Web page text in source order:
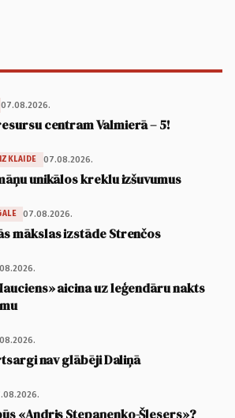
07.08.2026.
centram Valmierā – 5!
07.08.2026.
unikālos kreklu izšuvumus
07.08.2026.
mākslas izstāde Strenčos
aicina uz leģendāru nakts
nav glābēji Daliņā
«Andris Stepaņenko-Šlesers»?